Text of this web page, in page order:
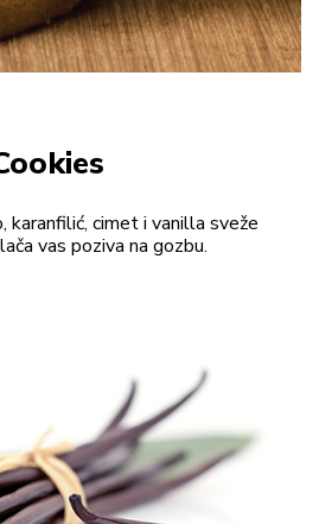
karanfilić, cimet i vanilla sveže
vas poziva na gozbu.